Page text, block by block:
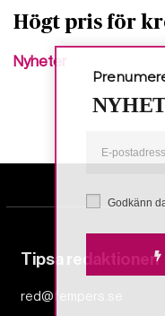
Högt pris för
Nyheter
Tipsa redaktionen
red@fempers.se
Godkänn